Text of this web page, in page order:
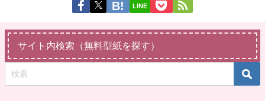
LINE
サイト内検索（無料型紙を探す）